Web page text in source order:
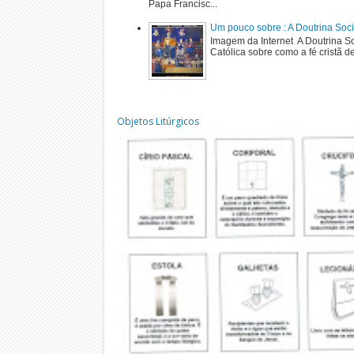
Papa Francisc...
Um pouco sobre : A Doutrina
Imagem da Internet A Doutrina
Católica sobre como a fé cristã
Objetos Litúrgicos